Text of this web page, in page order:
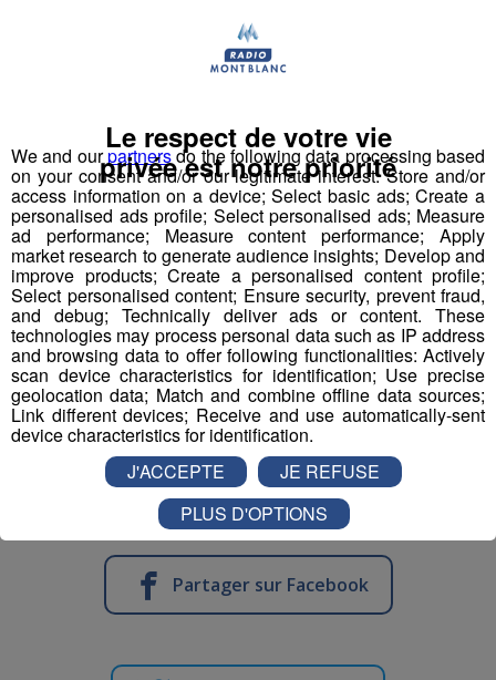
Employé polyvalent - Employée
polyvalente d'hôtellerie
nageuse sauveteuse
Professeur de physiques
Responsable accueil restauration H-F
Serveur - Serveuse de restaurant
Serveur - serveuse
Technicien(ne) contrôle et qualité
mécanique travail métaux
Partager sur Facebook
We and ourpartnersdo the following data processing based
on your consent and/or our legitimate interest: Store and/or
access information on a device; Select basic ads; Create a
personalised ads profile; Select personalised ads; Measure
ad performance; Measure content performance; Apply
market research to generate audience insights; Develop and
improve products; Create a personalised content profile;
Select personalised content; Ensure security, prevent fraud,
and debug; Technically deliver ads or content. These
technologies may process personal data such as IP address
and browsing data to offer following functionalities: Actively
scan device characteristics for identification; Use precise
geolocation data; Match and combine offline data sources;
Link different devices; Receive and use automatically-sent
device characteristics for identification.
Le respect de votre vie
privée est notre priorité
J'ACCEPTE
JE REFUSE
PLUS D'OPTIONS